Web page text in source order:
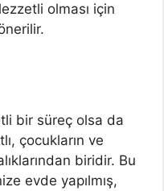
olması için
bir süreç olsa da
çocukların ve
biridir. Bu
evde yapılmış,